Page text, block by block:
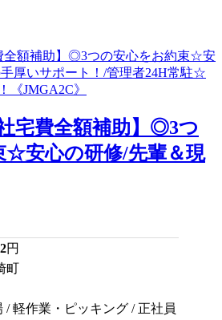
宅費全額補助】◎3つ
☆安心の研修/先輩＆現
円
町
/ 軽作業・ピッキング / 正社員